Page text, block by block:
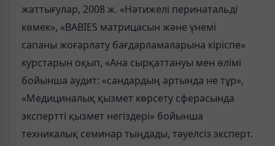
жаттығулар, 2008 ж. «Нәтижелі перинатальді
көмек», «ВАВІЕS матрицасын және үнемі
сапаны жоғарлату бағдарламаларына кіріспе»
курстарын оқып, «Ана сырқаттануы мен өлімі
бойынша аудит: «сандардың артында не тұр»,
«Медициналық қызмет көрсету сферасында
экспертті қызмет негіздері» бойынша
техникалық семинар тыңдады, тәуелсіз эксперт.